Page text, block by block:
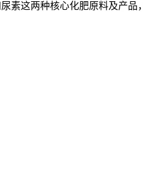
素这两种核心化肥原料及产品，